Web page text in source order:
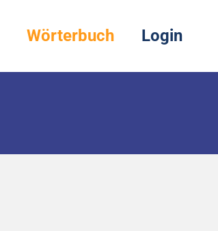
Wörterbuch Login